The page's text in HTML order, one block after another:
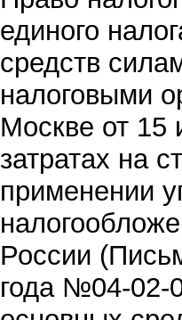
единого
средств
налоговыми
Москве от
затратах на
применении
России
года №04-02-